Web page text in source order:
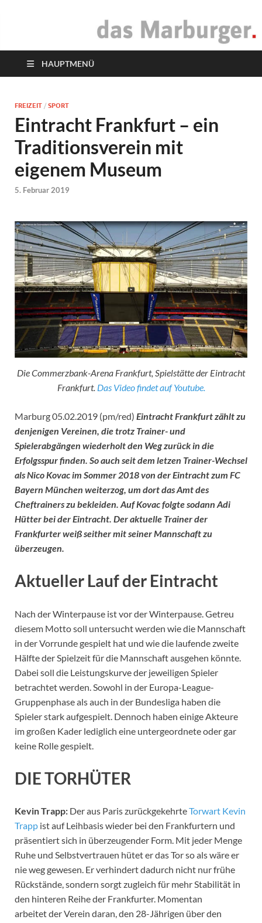
das Marburger.
HAUPTMENÜ
FREIZEIT / SPORT
Eintracht Frankfurt – ein
Traditionsverein mit
eigenem Museum
5. Februar 2019
Die Commerzbank-Arena Frankfurt, Spielstätte der Eintracht
Frankfurt. Das Video findet auf Youtube.
Marburg 05.02.2019 (pm/red) Eintracht Frankfurt zählt zu
denjenigen Vereinen, die trotz Trainer- und
Spielerabgängen wiederholt den Weg zurück in die
Erfolgsspur finden. So auch seit dem letzen Trainer-Wechsel
als Nico Kovac im Sommer 2018 von der Eintracht zum FC
Bayern München weiterzog, um dort das Amt des
Cheftrainers zu bekleiden. Auf Kovac folgte sodann Adi
Hütter bei der Eintracht. Der aktuelle Trainer der
Frankfurter weiß seither mit seiner Mannschaft zu
überzeugen.
Aktueller Lauf der Eintracht
Nach der Winterpause ist vor der Winterpause. Getreu
diesem Motto soll untersucht werden wie die Mannschaft
in der Vorrunde gespielt hat und wie die laufende zweite
Hälfte der Spielzeit für die Mannschaft ausgehen könnte.
Dabei soll die Leistungskurve der jeweiligen Spieler
betrachtet werden. Sowohl in der Europa-League-
Gruppenphase als auch in der Bundesliga haben die
Spieler stark aufgespielt. Dennoch haben einige Akteure
im großen Kader lediglich eine untergeordnete oder gar
keine Rolle gespielt.
DIE TORHÜTER
Kevin Trapp: Der aus Paris zurückgekehrteTorwart Kevin
Trapp ist auf Leihbasis wieder bei den Frankfurtern und
präsentiert sich in überzeugender Form. Mit jeder Menge
Ruhe und Selbstvertrauen hütet er das Tor so als wäre er
nie weg gewesen. Er verhindert dadurch nicht nur frühe
Rückstände, sondern sorgt zugleich für mehr Stabilität in
den hinteren Reihe der Frankfurter. Momentan
arbeitet der Verein daran, den 28-Jährigen über den